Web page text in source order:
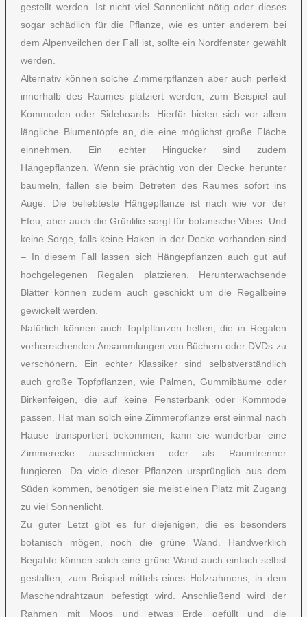
gestellt werden. Ist nicht viel Sonnenlicht nötig oder dieses
sogar schädlich für die Pflanze, wie es unter anderem bei
dem Alpenveilchen der Fall ist, sollte ein Nordfenster gewählt
werden.
Alternativ können solche Zimmerpflanzen aber auch perfekt
innerhalb des Raumes platziert werden, zum Beispiel auf
Kommoden oder Sideboards. Hierfür bieten sich vor allem
längliche Blumentöpfe an, die eine möglichst große Fläche
einnehmen. Ein echter Hingucker sind zudem
Hängepflanzen. Wenn sie prächtig von der Decke herunter
baumeln, fallen sie beim Betreten des Raumes sofort ins
Auge. Die beliebteste Hängepflanze ist nach wie vor der
Efeu, aber auch die Grünlilie sorgt für botanische Vibes. Und
keine Sorge, falls keine Haken in der Decke vorhanden sind
– In diesem Fall lassen sich Hängepflanzen auch gut auf
hochgelegenen Regalen platzieren. Herunterwachsende
Blätter können zudem auch geschickt um die Regalbeine
gewickelt werden.
Natürlich können auch Topfpflanzen helfen, die in Regalen
vorherrschenden Ansammlungen von Büchern oder DVDs zu
verschönern. Ein echter Klassiker sind selbstverständlich
auch große Topfpflanzen, wie Palmen, Gummibäume oder
Birkenfeigen, die auf keine Fensterbank oder Kommode
passen. Hat man solch eine Zimmerpflanze erst einmal nach
Hause transportiert bekommen, kann sie wunderbar eine
Zimmerecke ausschmücken oder als Raumtrenner
fungieren. Da viele dieser Pflanzen ursprünglich aus dem
Süden kommen, benötigen sie meist einen Platz mit Zugang
zu viel Sonnenlicht.
Zu guter Letzt gibt es für diejenigen, die es besonders
botanisch mögen, noch die grüne Wand. Handwerklich
Begabte können solch eine grüne Wand auch einfach selbst
gestalten, zum Beispiel mittels eines Holzrahmens, in dem
Maschendrahtzaun befestigt wird. Anschließend wird der
Rahmen mit Moos und etwas Erde gefüllt und die